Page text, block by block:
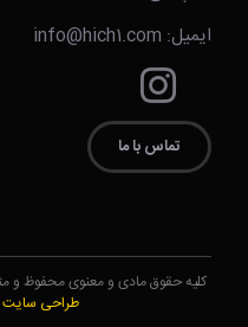
ایمیل: info@hich1.com
تماس با ما
کلیه حقوق مادی و معنوی محفوظ
طراحی سایت